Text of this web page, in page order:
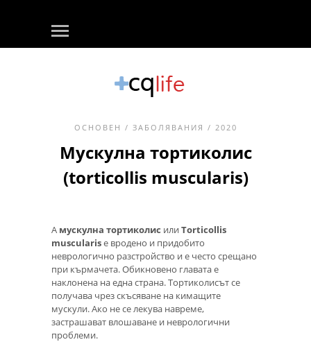
ОСНОВЕН / ЗАБОЛЯВАНИЯ / 2020
Мускулна тортиколис
(torticollis muscularis)
А мускулна тортиколис или Torticollis
muscularisе вродено и придобито
неврологично разстройство и е често срещано
при кърмачета. Обикновено главата е
наклонена на една страна. Тортиколисът се
получава чрез скъсяване на кимащите
мускули. Ако не се лекува навреме,
застрашават влошаване и неврологични
проблеми.